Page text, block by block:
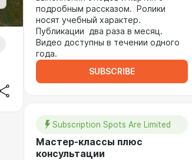
подробным рассказом. Ролики
носят учебный характер.
Публикации два раза в месяц.
Видео доступны в течении одного
года.
SUBSCRIBE
Subscription Spots Are Limited
Мастер-классы плюс
консультации